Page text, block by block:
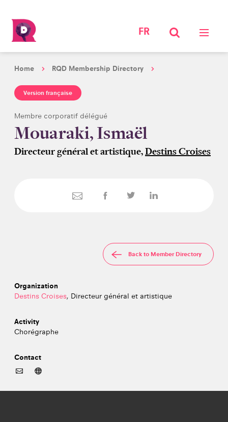
FR
Home RQD Membership Directory
Version française
Membre corporatif délégué
Mouaraki, Ismaël
Directeur général et artistique,Destins Croises
Back to Member Directory
Organization
Destins Croises, Directeur général et artistique
Activity
Chorégraphe
Contact